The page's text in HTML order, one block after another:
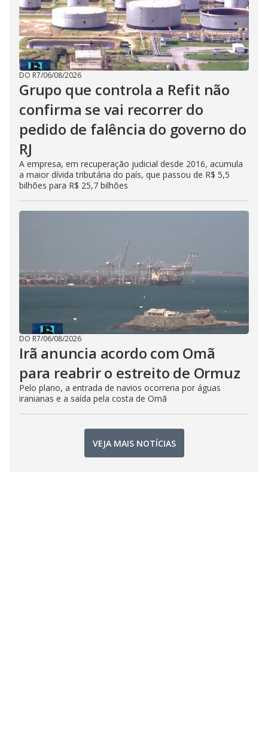
DO R7/06/08/2026
Grupo que controla a Refit não
confirma se vai recorrer do
pedido de falência do governo do
RJ
A empresa, em recuperação judicial desde 2016, acumula
a maior dívida tributária do país, que passou de R$ 5,5
bilhões para R$ 25,7 bilhões
DO R7/06/08/2026
Irã anuncia acordo com Omã
para reabrir o estreito de Ormuz
Pelo plano, a entrada de navios ocorreria por águas
iranianas e a saída pela costa de Omã
VEJA MAIS NOTÍCIAS